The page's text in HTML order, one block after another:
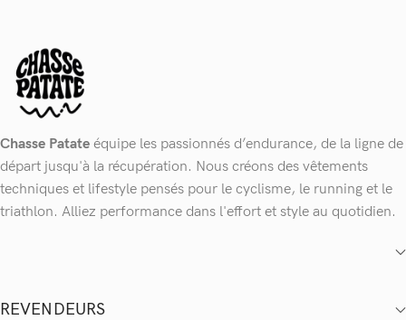
Chasse Patate équipe les passionnés d’endurance, de la ligne de
départ jusqu'à la récupération. Nous créons des vêtements
techniques et lifestyle pensés pour le cyclisme, le running et le
triathlon. Alliez performance dans l'effort et style au quotidien.
REVENDEURS